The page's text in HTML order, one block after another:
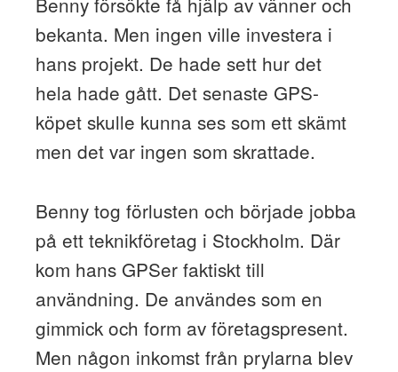
bekanta. Men ingen ville investera i
hans projekt. De hade sett hur det
hela hade gått. Det senaste GPS-
köpet skulle kunna ses som ett skämt
men det var ingen som skrattade.
Benny tog förlusten och började jobba
på ett teknikföretag i Stockholm. Där
kom hans GPSer faktiskt till
användning. De användes som en
gimmick och form av företagspresent.
Men någon inkomst från prylarna blev